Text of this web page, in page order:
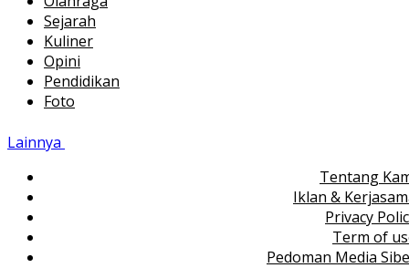
Sejarah
Kuliner
Opini
Pendidikan
Foto
Lainnya
Tentang
Iklan &
Privacy
Term of
Pedoman Media